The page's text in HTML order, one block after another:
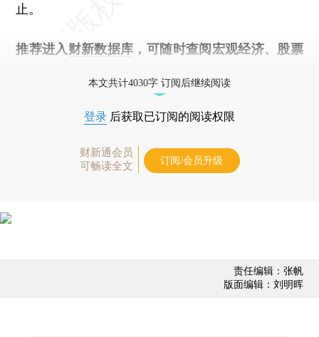
止。
推荐进入 财新数据库 ，可随时查阅宏观经济、股票
本文共计4030字 订阅后继续阅读
登录 后获取已订阅的阅读权限
财新通会员
可畅读全文
订阅/会员升级
责任编辑：张帆
版面编辑：刘明晖